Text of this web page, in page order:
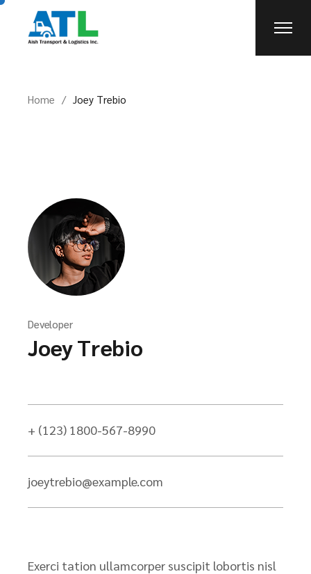
Home Joey Trebio
Developer
Joey Trebio
+ (123) 1800-567-8990
joeytrebio@example.com
Exerci tation ullamcorper suscipit lobortis nisl